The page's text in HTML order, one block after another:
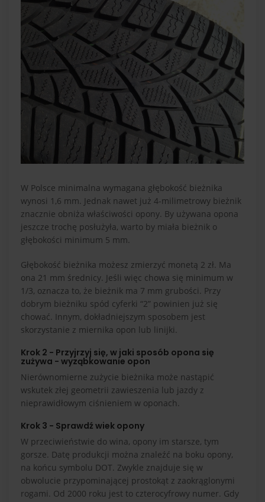
W Polsce minimalna wymagana głębokość bieżnika
wynosi 1,6 mm. Jednak nawet już 4-milimetrowy bieżnik
znacznie obniża właściwości opony. By używana opona
jeszcze trochę posłużyła, warto by miała bieżnik o
głębokości minimum 5 mm.
Głębokość bieżnika możesz zmierzyć monetą 2 zł. Ma
ona 21 mm średnicy. Jeśli więc chowa się minimum w
1/3, oznacza to, że bieżnik ma 7 mm grubości. Przy
dobrym bieżniku spód cyferki “2” powinien już się
chować. Innym, dokładniejszym sposobem jest
skorzystanie z miernika opon lub linijki.
Krok 2 - Przyjrzyj się, w jaki sposób opona się
zużywa - wyząbkowanie opon
Nierównomierne zużycie bieżnika może nastąpić
wskutek złej geometrii zawieszenia lub jazdy z
nieprawidłowym ciśnieniem w oponach.
Krok 3 - Sprawdź wiek opony
W przeciwieństwie do wina, opony im starsze, tym
gorsze. Datę produkcji można znaleźć na boku opony,
na końcu symbolu DOT. Zwykle znajduje się w
obwolucie przypominającej prostokąt z zaokrąglonymi
rogami. Od 2000 roku jest to czterocyfrowy numer. Gdy